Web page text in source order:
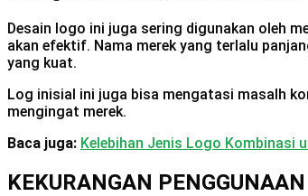
Desain logo ini juga sering digunakan oleh
akan efektif. Nama merek yang terlalu
yang kuat.
Log inisial ini juga bisa mengatasi masalh
mengingat merek.
Baca juga: Kelebihan Jenis Logo Kombinasi
KEKURANGAN